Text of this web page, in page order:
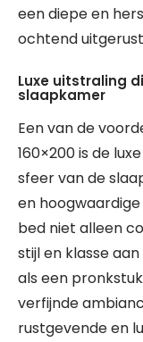
een diepe en
ochtend
Luxe uitstraling
slaapkamer
Een van de
160×200 is de
sfeer van de
en
bed niet alleen
stijl en klasse
als een
verfijnde
rustgevende en